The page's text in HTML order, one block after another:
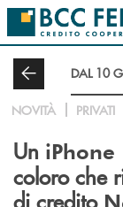
Salta al contenuto
DAL 10
NOVITÀ PRIVATI
Un
coloro che
di credito